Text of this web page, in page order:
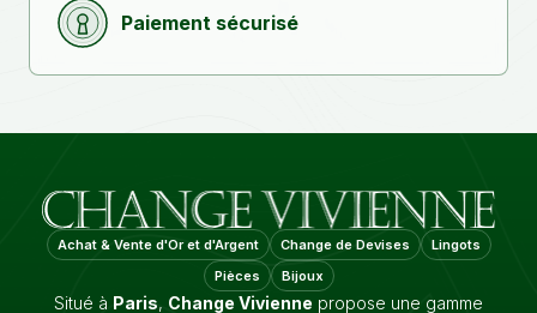
Paiement sécurisé
Achat & Vente d'Or et d'Argent Change de Devises
Lingots
Pièces
Bijoux
Situé à Paris, Change Vivienne propose une gamme